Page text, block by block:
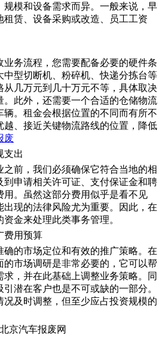
规模和设备需求而异。一般来说，早
赁、设备采购或改造、员工工资
业务流程，您需要配备必要的硬件条
中型切断机、粉碎机、快递分拣台等
从几万元到几十万元不等，具体取决
。此外，还需要一个合适的仓储物流
辆。租金会根据位置的不同而有所不
越、接近关键物流路线的位置，降低
废
支出
前，我们必须确保它符合当地的相
到申请相关许可证、支付保证金和聘
用。虽然这部分费用似乎是看不见
出现的法律风险尤为重要。因此，在
金来处理此类事务管理。
费用预算
确的市场定位和有效的推广策略。在
的市场调研是非常必要的，它可以帮
求，并在此基础上调整业务策略。同
潜在客户也是不可或缺的一部分。
及时调整，但至少应占投资规模的